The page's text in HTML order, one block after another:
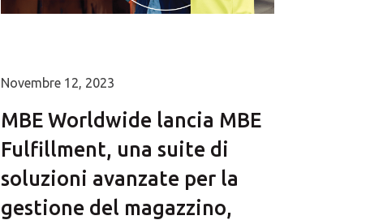
Novembre 12, 2023
MBE Worldwide lancia MBE
Fulfillment, una suite di
soluzioni avanzate per la
gestione del magazzino,